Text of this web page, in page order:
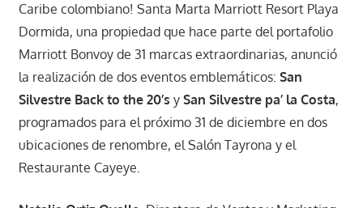
Caribe colombiano! Santa Marta Marriott Resort Playa
Dormida, una propiedad que hace parte del portafolio
Marriott Bonvoy de 31 marcas extraordinarias, anunció
la realización de dos eventos emblemáticos: San
Silvestre Back to the 20’s y San Silvestre pa’ la Costa,
programados para el próximo 31 de diciembre en dos
ubicaciones de renombre, el Salón Tayrona y el
Restaurante Cayeye.